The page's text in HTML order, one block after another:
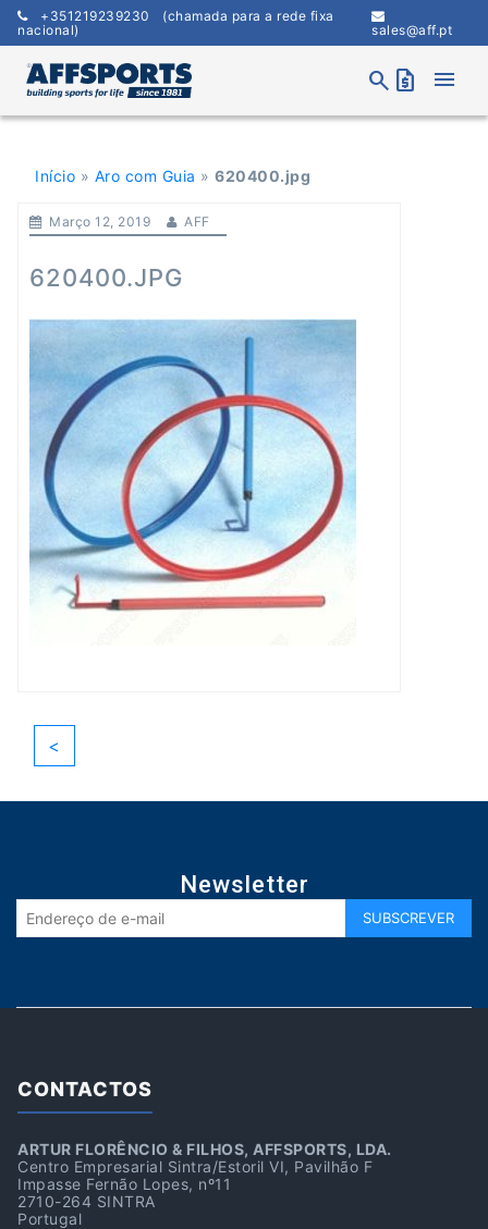
Skip
content
+351219239230 (chamada para a rede fixa
nacional)
sales@aff.pt
search request_quote menu
Início » Aro com Guia » 620400.jpg
Março 12, 2019 AFF
620400.JPG
<
Newsletter
CONTACTOS
ARTUR FLORÊNCIO & FILHOS, AFFSPORTS, LDA.
Centro Empresarial Sintra/Estoril VI, Pavilhão F
Impasse Fernão Lopes, nº11
2710-264 SINTRA
Portugal